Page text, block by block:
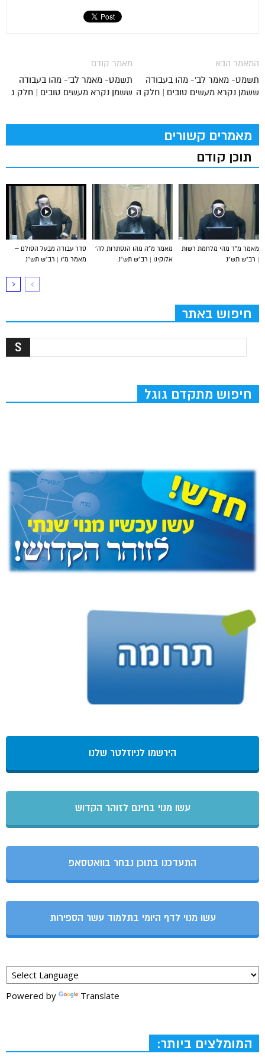
מאמר קודם
תשמט- מאמר לב'- מהו בעבודה
ששמן נקרא מעשים טובים | חלק ג
המאמר הבא
תשמט- מאמר לב'- מהו בעבודה
ששמן נקרא מעשים טובים | חלק ה
מאמרים קשורים
תוכן קודם
סדר עבודה מבעל הסולם –
מאמר מ”ו | רב”ש תש”נ
מאמר מ”ה מהו הנסתרות לה’
אלוקינו | רב”ש תש”נ
מאמר מ”ד מהי מלחמת רשות
| רב”ש תש”נ
חיפוש באתר
חיפוש מתקדם גוגל
הירשמו לניוזלטר שלנו
עשו מנוי בחינם לזוהר הקדוש
התעדכנו בתוכן נבחר בוואטסאפ
עשו מנוי לדף היומי בתלמוד עשר הספירות
Powered by Translate
המומלצים ביותר: